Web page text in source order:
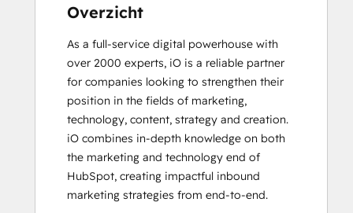
Frictionless Sales
HubSpot Architecture I: Data Models and
APIs
HubSpot Architecture II: Content and
Messaging Tools
HubSpot CMS for Developers II
HubSpot Content Hub Software
HubSpot Email Marketing Software
Certification
HubSpot Implementation for Partners
Overzicht
As a full-service digital powerhouse with
over 2000 experts, iO is a reliable partner
for companies looking to strengthen their
position in the fields of marketing,
technology, content, strategy and creation.
iO combines in-depth knowledge on both
the marketing and technology end of
HubSpot, creating impactful inbound
marketing strategies from end-to-end.